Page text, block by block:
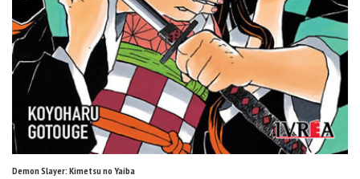
Demon Slayer: Kimetsu no Yaiba